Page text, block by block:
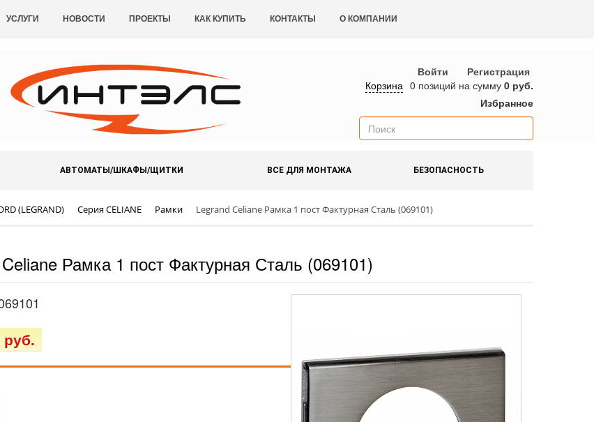
УСЛУГИ НОВОСТИ ПРОЕКТЫ КАК КУПИТЬ КОНТАКТЫ О КОМПАНИИ
Войти
Регистрация
Корзина 0 позиций на сумму 0 руб.
Избранное
АВТОМАТЫ/ШКАФЫ/ЩИТКИ ВСЕ ДЛЯ МОНТАЖА БЕЗОПАСНОСТЬ
(LEGRAND) Серия CELIANE Рамки Legrand Celiane Рамка 1 пост Фактурная Сталь (069101)
Рамка 1 пост Фактурная Сталь (069101)
руб.